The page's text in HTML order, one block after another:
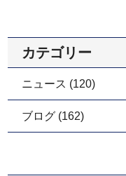
カテゴリー
ニュース (120)
ブログ (162)